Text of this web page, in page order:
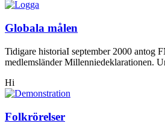
Globala målen
Tidigare historiaI september 2000 antog
medlemsländer Millenniedeklarationen.
Hi
Folkrörelser